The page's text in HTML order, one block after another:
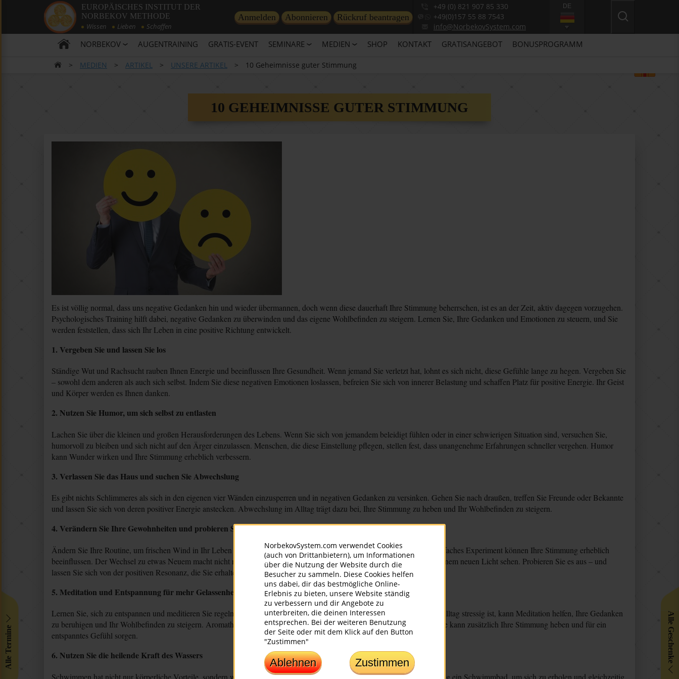
NorbekovSystem.com verwendet Cookies
(auch von Drittanbietern), um Informationen
über die Nutzung der Website durch die
Besucher zu sammeln. Diese Cookies helfen
uns dabei, dir das bestmögliche Online-
Erlebnis zu bieten, unsere Website ständig
zu verbessern und dir Angebote zu
unterbreiten, die deinen Interessen
entsprechen. Bei der weiteren Benutzung
der Seite oder mit dem Klick auf den Button
"Zustimmen"
Ablehnen Zustimmen Alle Geschenke
EUROPÄISCHES INSTITUT DER
NORBEKOV METHODE
Wissen Lieben Schaffen
Anmelden Abonnieren Rückruf beantragen
+49 (0) 821 907 85 330
+49(0)157 55 88 7543
info@NorbekovSystem.com
DE
NORBEKOV AUGENTRAINING GRATIS-EVENT SEMINARE MEDIEN SHOP KONTAKT GRATISANGEBOT BONUSPROGRAMM
> MEDIEN > ARTIKEL > UNSERE ARTIKEL > 10 Geheimnisse guter Stimmung
10 GEHEIMNISSE GUTER STIMMUNG
Es ist völlig normal, dass uns negative Gedanken hin und wieder übermannen, doch wenn diese dauerhaft Ihre Stimmung beherrschen, ist es an der Zeit, aktiv dagegen vorzugehen.
Psychologisches Training hilft dabei, negative Gedanken zu überwinden und das eigene Wohlbefinden zu steigern. Lernen Sie, Ihre Gedanken und Emotionen zu steuern, und Sie
werden feststellen, dass sich Ihr Leben in eine positive Richtung entwickelt.
1. Vergeben Sie und lassen Sie los
Ständige Wut und Rachsucht rauben Ihnen Energie und beeinflussen Ihre Gesundheit. Wenn jemand Sie verletzt hat, lohnt es sich nicht, diese Gefühle lange zu hegen. Vergeben Sie
– sowohl dem anderen als auch sich selbst. Indem Sie diese negativen Emotionen loslassen, befreien Sie sich von innerer Belastung und schaffen Platz für positive Energie. Ihr Geist
und Körper werden es Ihnen danken.
2. Nutzen Sie Humor, um sich selbst zu entlasten
Lachen Sie über die kleinen und großen Herausforderungen des Lebens. Wenn Sie sich von jemandem beleidigt fühlen oder in einer schwierigen Situation sind, versuchen Sie,
humorvoll zu bleiben und sich nicht auf den Ärger einzulassen. Menschen, die diese Einstellung pflegen, stellen fest, dass unangenehme Erfahrungen schneller vergehen. Humor
kann Wunder wirken und Ihre Stimmung erheblich verbessern.
3. Verlassen Sie das Haus und suchen Sie Abwechslung
Es gibt nichts Schlimmeres als sich in den eigenen vier Wänden einzusperren und in negativen Gedanken zu versinken. Gehen Sie nach draußen, treffen Sie Freunde oder Bekannte
und lassen Sie sich von deren positiver Energie anstecken. Abwechslung im Alltag trägt dazu bei, Ihre Stimmung zu heben und Ihr Wohlbefinden zu steigern.
4. Verändern Sie Ihre Gewohnheiten und probieren Sie Neues aus
Ändern Sie Ihre Routine, um frischen Wind in Ihr Leben zu bringen. Ein neues Hobby, ein neuer Kleidungsstil oder ein einfaches Experiment können Ihre Stimmung erheblich
beeinflussen. Der Wechsel zu etwas Neuem macht nicht nur Spaß, sondern kann auch dazu führen, dass Sie sich selbst in einem neuen Licht sehen. Probieren Sie es aus – und
lassen Sie sich von der positiven Resonanz, die Sie erhalten, motivieren.
5. Meditation und Entspannung für mehr Gelassenheit
Lernen Sie, sich zu entspannen und meditieren Sie regelmäßig, um Ihre innere Ruhe zu finden. Wenn Ihre Arbeit oder Ihr Alltag stressig ist, kann Meditation helfen, Ihre Gedanken
zu beruhigen und Ihr Wohlbefinden zu steigern. Aromatherapie mit ätherischen Ölen wie Bergamot, Mandarine oder Zitrone kann zusätzlich Ihre Stimmung heben und für ein
entspanntes Gefühl sorgen.
6. Nutzen Sie die heilende Kraft des Wassers
Schwimmen hat nicht nur körperliche Vorteile, sondern wirkt auch sehr entspannend auf den Geist. Besuchen Sie regelmäßig ein Schwimmbad, um sich zu erholen und gleichzeitig
Alle Termine